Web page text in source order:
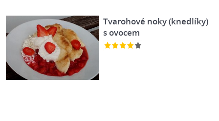
Tvarohové noky (knedlíky)
s ovocem